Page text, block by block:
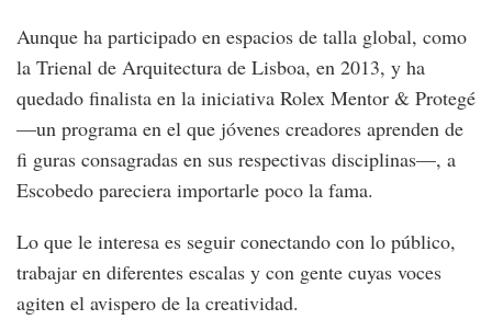
Aunque ha participado en espacios de talla global, como
la Trienal de Arquitectura de Lisboa, en 2013, y ha
quedado finalista en la iniciativa Rolex Mentor & Protegé
—un programa en el que jóvenes creadores aprenden de
fi guras consagradas en sus respectivas disciplinas—, a
Escobedo pareciera importarle poco la fama.
Lo que le interesa es seguir conectando con lo público,
trabajar en diferentes escalas y con gente cuyas voces
agiten el avispero de la creatividad.